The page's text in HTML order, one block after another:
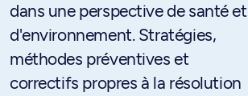
dans une perspective de santé et
d'environnement. Stratégies,
méthodes préventives et
correctifs propres à la résolution